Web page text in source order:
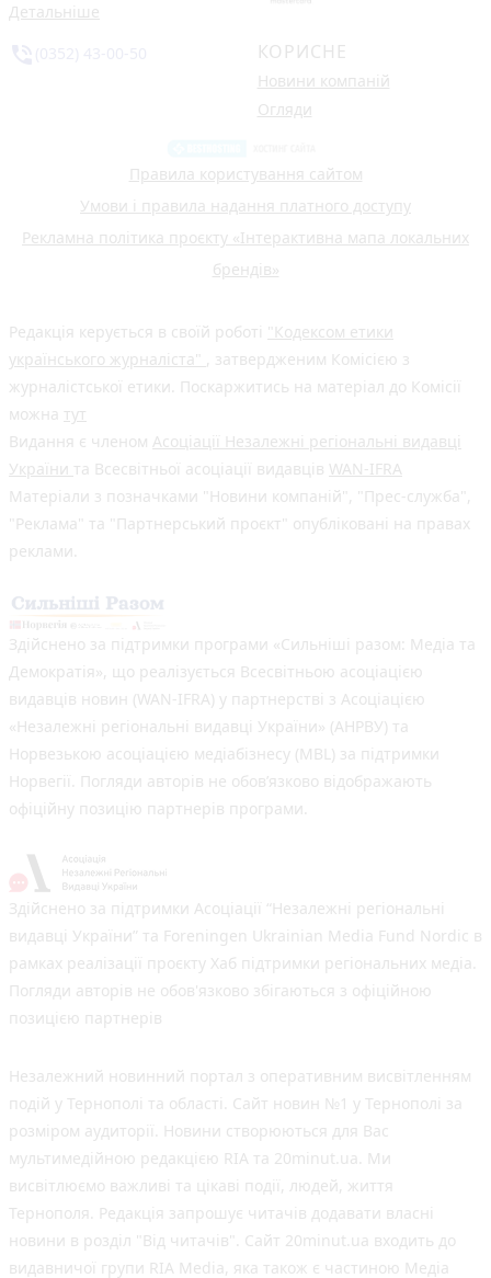
Детальніше
КОРИСНЕ
Новини компаній
Огляди
Правила користування сайтом
Умови і правила надання платного доступу
Рекламна політика проєкту «Інтерактивна мапа локальних
брендів»
Редакція керується в своїй роботі "Кодексом етики
українського журналіста" , затвердженим Комісією з
журналістської етики. Поскаржитись на матеріал до Комісії
можна тут
Видання є членом Асоціації Незалежні регіональні видавці
України та Всесвітньої асоціації видавців WAN-IFRA
Матеріали з позначками "Новини компаній", "Прес-служба",
"Реклама" та "Партнерський проєкт" опубліковані на правах
реклами.
Здійснено за підтримки програми «Сильніші разом: Медіа та
Демократія», що реалізується Всесвітньою асоціацією
видавців новин (WAN-IFRA) у партнерстві з Асоціацією
«Незалежні регіональні видавці України» (АНРВУ) та
Норвезькою асоціацією медіабізнесу (MBL) за підтримки
Норвегії. Погляди авторів не обов’язково відображають
офіційну позицію партнерів програми.
Здійснено за підтримки Асоціації “Незалежні регіональні
видавці України” та Foreningen Ukrainian Media Fund Nordic в
рамках реалізації проєкту Хаб підтримки регіональних медіа.
Погляди авторів не обов'язково збігаються з офіційною
позицією партнерів
Незалежний новинний портал з оперативним висвітленням
подій у Тернополі та області. Сайт новин №1 у Тернополі за
розміром аудиторії. Новини створюються для Вас
мультимедійною редакцією RIA та 20minut.ua. Ми
висвітлюємо важливі та цікаві події, людей, життя
Тернополя. Редакція запрошує читачів додавати власні
новини в розділ "Від читачів". Сайт 20minut.ua входить до
видавничої групи RIA Media, яка також є частиною Медіа